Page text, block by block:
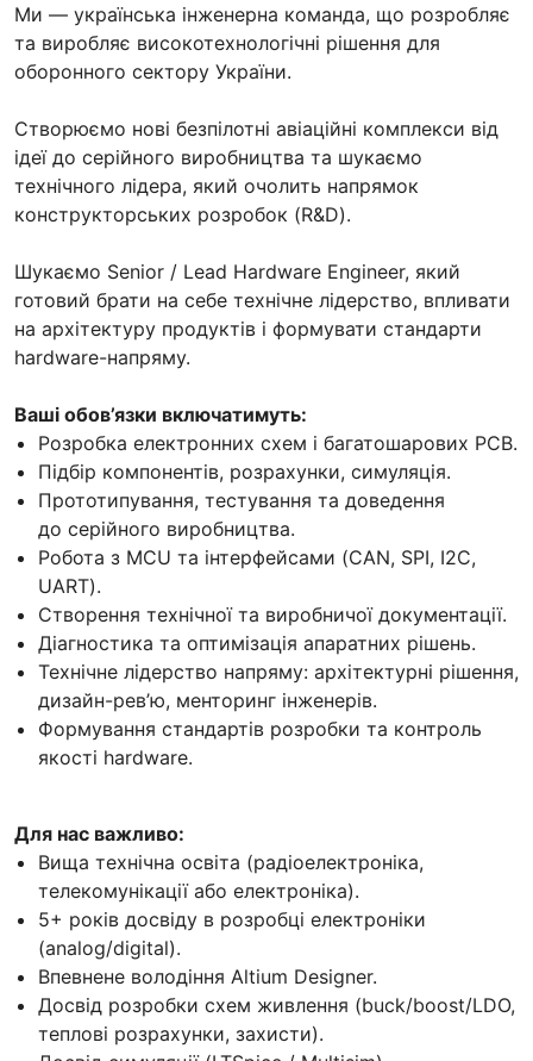
Ми — українська інженерна команда, що розробляє
та виробляє високотехнологічні рішення для
оборонного сектору України.
Створюємо нові безпілотні авіаційні комплекси від
ідеї до серійного виробництва та шукаємо
технічного лідера, який очолить напрямок
конструкторських розробок (R&D).
Шукаємо Senior / Lead Hardware Engineer, який
готовий брати на себе технічне лідерство, впливати
на архітектуру продуктів і формувати стандарти
hardware-напряму.
Ваші обов’язки включатимуть:
Розробка електронних схем і багатошарових PCB.
Підбір компонентів, розрахунки, симуляція.
Прототипування, тестування та доведення
до серійного виробництва.
Робота з MCU та інтерфейсами (CAN, SPI, I2C,
UART).
Створення технічної та виробничої документації.
Діагностика та оптимізація апаратних рішень.
Технічне лідерство напряму: архітектурні рішення,
дизайн-рев’ю, менторинг інженерів.
Формування стандартів розробки та контроль
якості hardware.
Для нас важливо:
Вища технічна освіта (радіоелектроніка,
телекомунікації або електроніка).
5+ років досвіду в розробці електроніки
(analog/digital).
Впевнене володіння Altium Designer.
Досвід розробки схем живлення (buck/boost/LDO,
теплові розрахунки, захисти).